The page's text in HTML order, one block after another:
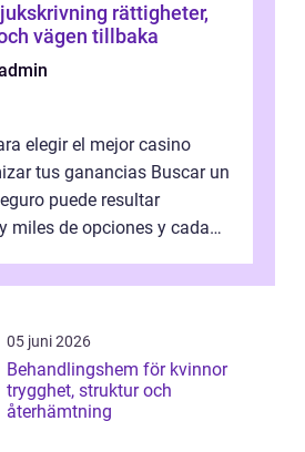
rättigheter,
vägen tillbaka
elegir el mejor casino
tus ganancias Buscar un
puede resultar
miles de opciones y cada
05 juni 2026
Behandlingshem för kvinnor
trygghet, struktur och
återhämtning